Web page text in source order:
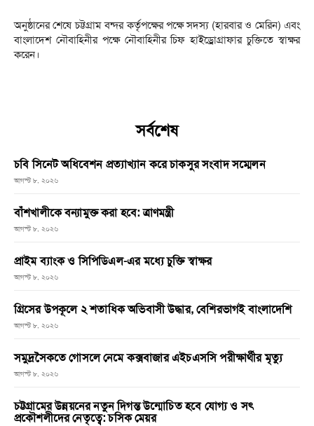
অনুষ্ঠানের শেষে চট্টগ্রাম বন্দর কর্তৃপক্ষের পক্ষে সদস্য (হারবার ও মেরিন) এবং
বাংলাদেশ নৌবাহিনীর পক্ষে নৌবাহিনীর চিফ হাইড্রোগ্রাফার চুক্তিতে স্বাক্ষর
করেন।
সর্বশেষ
চবি সিনেট অধিবেশন প্রত্যাখ্যান করে চাকসুর সংবাদ সম্মেলন
আগস্ট ৮, ২০২৬
বাঁশখালীকে বন্যামুক্ত করা হবে: ত্রাণমন্ত্রী
আগস্ট ৮, ২০২৬
প্রাইম ব্যাংক ও সিপিডিএল-এর মধ্যে চুক্তি স্বাক্ষর
আগস্ট ৮, ২০২৬
গ্রিসের উপকূলে ২ শতাধিক অভিবাসী উদ্ধার, বেশিরভাগই বাংলাদেশি
আগস্ট ৮, ২০২৬
সমুদ্রসৈকতে গোসলে নেমে কক্সবাজার এইচএসসি পরীক্ষার্থীর মৃত্যু
আগস্ট ৮, ২০২৬
চট্টগ্রামের উন্নয়নের নতুন দিগন্ত উন্মোচিত হবে যোগ্য ও সৎ
প্রকৌশলীদের নেতৃত্বে: চসিক মেয়র